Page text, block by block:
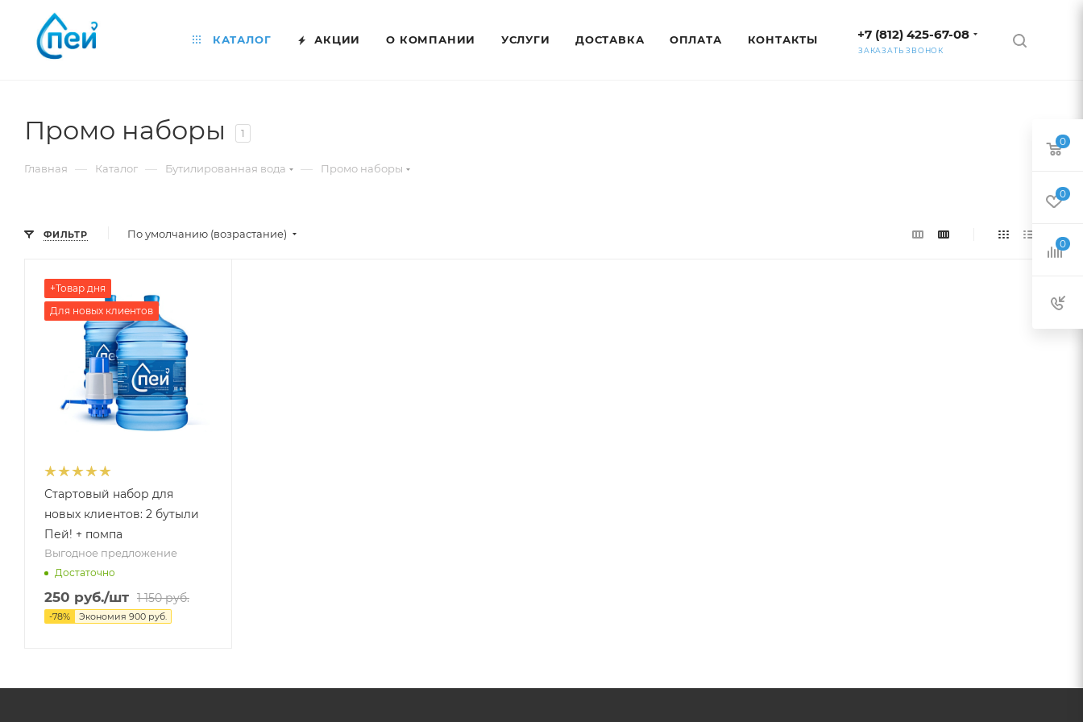
+7 (812) 425-67-08
ЗАКАЗАТЬ ЗВОНОК
КАТАЛОГ АКЦИИ О КОМПАНИИ УСЛУГИ ДОСТАВКА ОПЛАТА КОНТАКТЫ
Промо наборы 1
Главная — Каталог — Бутилированная вода — Промо наборы
ФИЛЬТР По умолчанию (возрастание)
+Товар дня
Для новых клиентов
Стартовый набор для
новых клиентов: 2 бутыли
Пей! + помпа
Выгодное предложение
Достаточно
250 руб./шт 1 150руб.
-78% Экономия 900 руб.
0
0
0